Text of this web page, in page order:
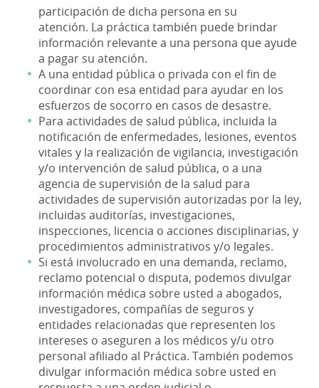
participación de dicha persona en su
atención. La práctica también puede brindar
información relevante a una persona que ayude
a pagar su atención.
A una entidad pública o privada con el fin de
coordinar con esa entidad para ayudar en los
esfuerzos de socorro en casos de desastre.
Para actividades de salud pública, incluida la
notificación de enfermedades, lesiones, eventos
vitales y la realización de vigilancia, investigación
y/o intervención de salud pública, o a una
agencia de supervisión de la salud para
actividades de supervisión autorizadas por la ley,
incluidas auditorías, investigaciones,
inspecciones, licencia o acciones disciplinarias, y
procedimientos administrativos y/o legales.
Si está involucrado en una demanda, reclamo,
reclamo potencial o disputa, podemos divulgar
información médica sobre usted a abogados,
investigadores, compañías de seguros y
entidades relacionadas que representen los
intereses o aseguren a los médicos y/u otro
personal afiliado al Práctica. También podemos
divulgar información médica sobre usted en